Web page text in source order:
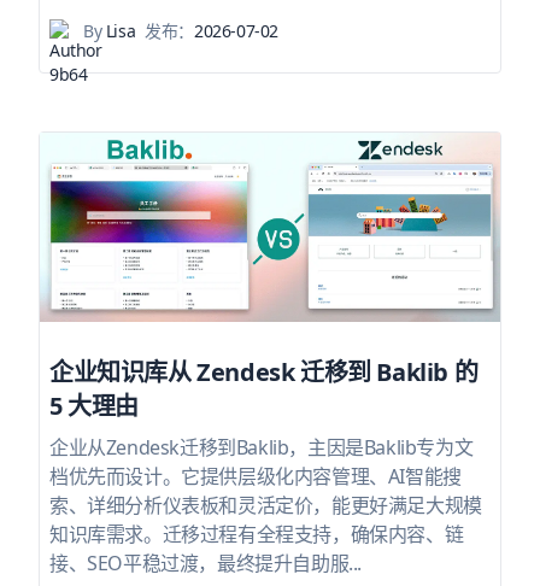
ByLisa 发布： 2026-07-02
企业知识库从 Zendesk 迁移到 Baklib 的
5 大理由
企业从Zendesk迁移到Baklib，主因是Baklib专为文
档优先而设计。它提供层级化内容管理、AI智能搜
索、详细分析仪表板和灵活定价，能更好满足大规模
知识库需求。迁移过程有全程支持，确保内容、链
接、SEO平稳过渡，最终提升自助服...